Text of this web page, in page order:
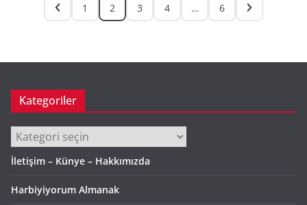
1 2 3 4 … 6
Kategoriler
Kategoriler
İletişim – Künye – Hakkımızda
Harbiyiyorum Almanak